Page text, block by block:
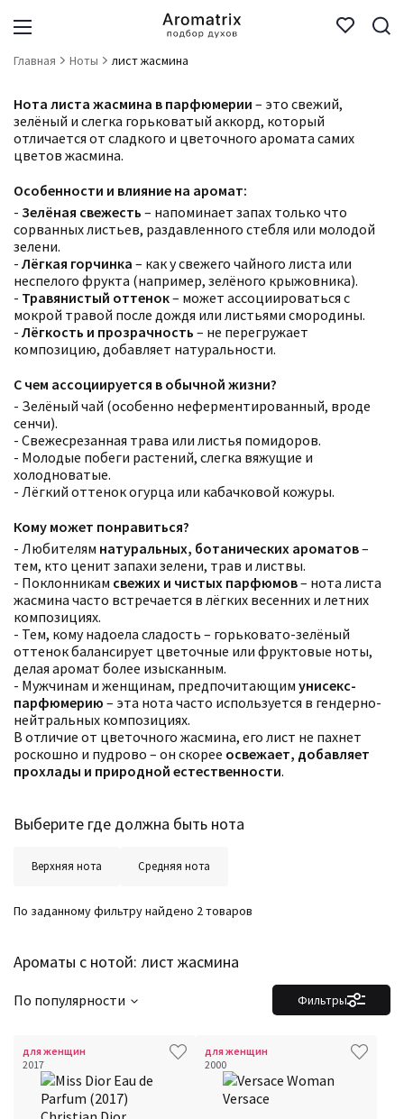
Главная Ноты лист жасмина
Нота листа жасмина в парфюмерии – это свежий,
зелёный и слегка горьковатый аккорд, который
отличается от сладкого и цветочного аромата самих
цветов жасмина.
Особенности и влияние на аромат:
- Зелёная свежесть – напоминает запах только что
сорванных листьев, раздавленного стебля или молодой
зелени.
- Лёгкая горчинка – как у свежего чайного листа или
неспелого фрукта (например, зелёного крыжовника).
- Травянистый оттенок– может ассоциироваться с
мокрой травой после дождя или листьями смородины.
- Лёгкость и прозрачность – не перегружает
композицию, добавляет натуральности.
С чем ассоциируется в обычной жизни?
- Зелёный чай (особенно неферментированный, вроде
сенчи).
- Свежесрезанная трава или листья помидоров.
- Молодые побеги растений, слегка вяжущие и
холодноватые.
- Лёгкий оттенок огурца или кабачковой кожуры.
Кому может понравиться?
- Любителям натуральных, ботанических ароматов–
тем, кто ценит запахи зелени, трав и листвы.
- Поклонникам свежих и чистых парфюмов– нота листа
жасмина часто встречается в лёгких весенних и летних
композициях.
- Тем, кому надоела сладость – горьковато-зелёный
оттенок балансирует цветочные или фруктовые ноты,
делая аромат более изысканным.
- Мужчинам и женщинам, предпочитающим унисекс-
парфюмерию – эта нота часто используется в гендерно-
нейтральных композициях.
В отличие от цветочного жасмина, его лист не пахнет
роскошно и пудрово – он скорее освежает, добавляет
прохлады и природной естественности.
Выберите где должна быть нота
Верхняя нота Средняя нота
Ароматы с нотой: лист жасмина
По заданному фильтру найдено 2 товаров
Фильтры
По популярности
Фильтры Сбросить все
Количество оценок
Сбросить
Стойкость
Аккорды
Семейство
Ноты
Ароматы за последние годы
Год производства Сбросить
для женщин
2017
для женщин
2000